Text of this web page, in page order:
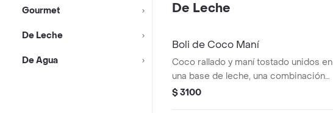
Gourmet
De Leche
De Agua
De Leche
Boli de Coco Maní
Coco rallado y maní tostado unidos en
una base de leche, una combinación
crocante y muy tropical.
$ 3100